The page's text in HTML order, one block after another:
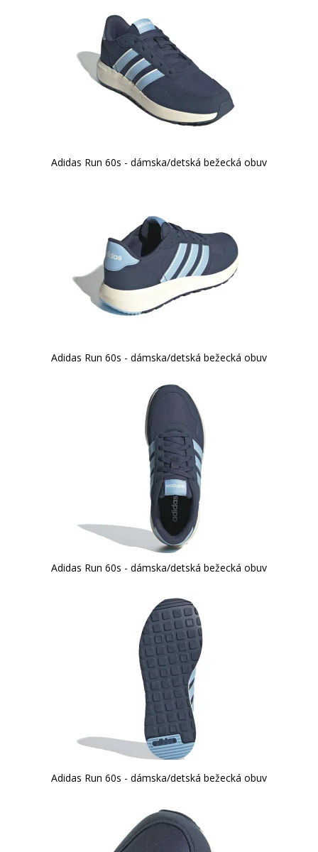
Adidas Run 60s - dámska/detská bežecká obuv
Adidas Run 60s - dámska/detská bežecká obuv
Adidas Run 60s - dámska/detská bežecká obuv
Adidas Run 60s - dámska/detská bežecká obuv